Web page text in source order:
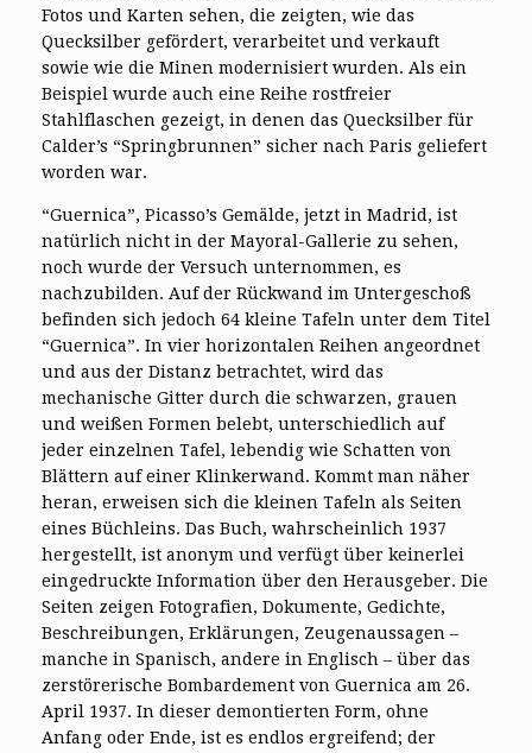
Fotos und Karten sehen, die zeigten, wie das
Quecksilber gefördert, verarbeitet und verkauft
sowie wie die Minen modernisiert wurden. Als ein
Beispiel wurde auch eine Reihe rostfreier
Stahlflaschen gezeigt, in denen das Quecksilber für
Calder’s “Springbrunnen” sicher nach Paris geliefert
worden war.
“Guernica”, Picasso’s Gemälde, jetzt in Madrid, ist
natürlich nicht in der Mayoral-Gallerie zu sehen,
noch wurde der Versuch unternommen, es
nachzubilden. Auf der Rückwand im Untergeschoß
befinden sich jedoch 64 kleine Tafeln unter dem Titel
“Guernica”. In vier horizontalen Reihen angeordnet
und aus der Distanz betrachtet, wird das
mechanische Gitter durch die schwarzen, grauen
und weißen Formen belebt, unterschiedlich auf
jeder einzelnen Tafel, lebendig wie Schatten von
Blättern auf einer Klinkerwand. Kommt man näher
heran, erweisen sich die kleinen Tafeln als Seiten
eines Büchleins. Das Buch, wahrscheinlich 1937
hergestellt, ist anonym und verfügt über keinerlei
eingedruckte Information über den Herausgeber. Die
Seiten zeigen Fotografien, Dokumente, Gedichte,
Beschreibungen, Erklärungen, Zeugenaussagen –
manche in Spanisch, andere in Englisch – über das
zerstörerische Bombardement von Guernica am 26.
April 1937. In dieser demontierten Form, ohne
Anfang oder Ende, ist es endlos ergreifend; der